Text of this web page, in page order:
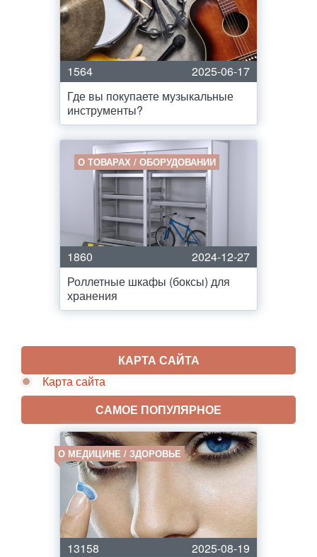
1564
2025-06-17
Где вы покупаете музыкальные
инструменты?
О ТОВАРАХ / ОБОРУДОВАНИИ
1860
2024-12-27
Роллетные шкафы (боксы) для
хранения
КАРТА САЙТА
Карта сайта
САМОЕ ПОПУЛЯРНОЕ
О МЕДИЦИНЕ / ЗДОРОВЬЕ
13158
2025-08-19